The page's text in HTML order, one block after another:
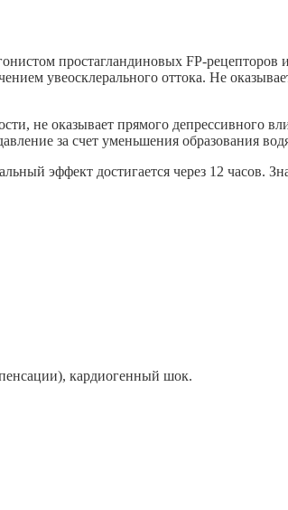
простагландиновых FP-рецепторов
увеосклерального оттока. Не
не оказывает прямого депрессивного
за счет уменьшения образования
эффект достигается через 12 часов.
кардиогенный шок.